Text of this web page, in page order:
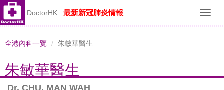
DoctorHK 最新新冠肺炎情報
全港內科一覽 朱敏華醫生
朱敏華醫生
Dr. CHU, MAN WAH